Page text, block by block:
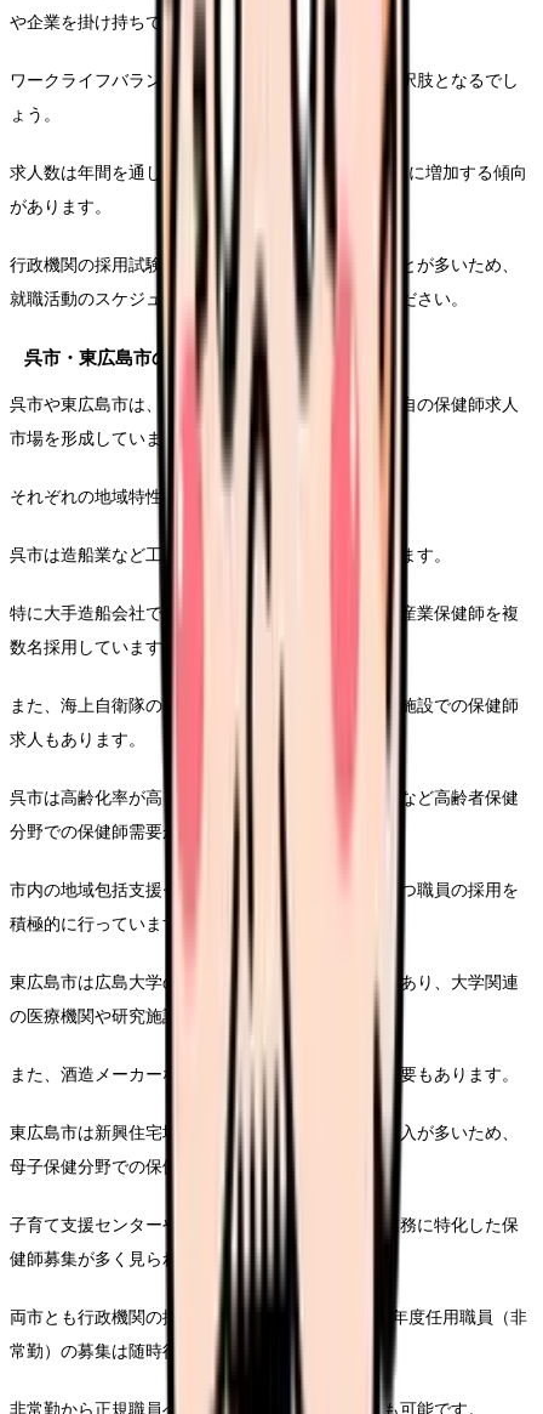
や企業を掛け持ちで巡回する働き方も可能です。
ワークライフバランスを重視する方には魅力的な選択肢となるでし
ょう。
求人数は年間を通して安定しており、特に4月と10月に増加する傾向
があります。
行政機関の採用試験は例年6〜7月頃に実施されることが多いため、
就職活動のスケジュールを立てる際に参考にしてください。
呉市・東広島市の保健師求人事情
呉市や東広島市は、広島市に次ぐ中核都市として独自の保健師求人
市場を形成しています。
それぞれの地域特性を反映した求人内容が特徴です。
呉市は造船業など工業地帯の企業保健師需要があります。
特に大手造船会社では従業員の健康管理を担当する産業保健師を複
数名採用しています。
また、海上自衛隊の基地があることから、関連医療施設での保健師
求人もあります。
呉市は高齢化率が高く、介護予防事業や認知症対策など高齢者保健
分野での保健師需要が特に高まっています。
市内の地域包括支援センターでは、保健師資格を持つ職員の採用を
積極的に行っています。
東広島市は広島大学のある学術都市としての特性があり、大学関連
の医療機関や研究施設での保健師求人があります。
また、酒造メーカーなど地場産業での産業保健師需要もあります。
東広島市は新興住宅地の増加に伴い、若い世代の流入が多いため、
母子保健分野での保健師需要が高いのが特徴です。
子育て支援センターや保健センターでの母子保健業務に特化した保
健師募集が多く見られます。
両市とも行政機関の採用は年1回程度ですが、会計年度任用職員（非
常勤）の募集は随時行われています。
非常勤から正規職員へのキャリアパスを描くことも可能です。